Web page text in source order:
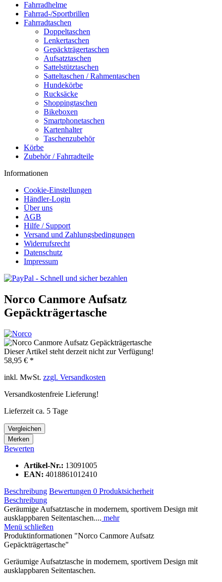
Fahrradhelme
Fahrrad-/Sportbrillen
Fahrradtaschen
Doppeltaschen
Lenkertaschen
Gepäckträgertaschen
Aufsatztaschen
Sattelstütztaschen
Satteltaschen / Rahmentaschen
Hundekörbe
Rucksäcke
Shoppingtaschen
Bikeboxen
Smartphonetaschen
Kartenhalter
Taschenzubehör
Körbe
Zubehör / Fahrradteile
Informationen
Cookie-Einstellungen
Händler-Login
Über uns
AGB
Hilfe / Support
Versand und Zahlungsbedingungen
Widerrufsrecht
Datenschutz
Impressum
Norco Canmore Aufsatz
Gepäckträgertasche
Dieser Artikel steht derzeit nicht zur Verfügung!
58,95 € *
inkl. MwSt. zzgl. Versandkosten
Versandkostenfreie Lieferung!
Lieferzeit ca. 5 Tage
Vergleichen
Merken
Bewerten
Artikel-Nr.: 13091005
EAN: 4018861012410
Beschreibung Bewertungen 0 Produktsicherheit
Beschreibung
Geräumige Aufsatztasche in modernem, sportivem Design mit
ausklappbaren Seitentaschen.... mehr
Menü schließen
Produktinformationen "Norco Canmore Aufsatz
Gepäckträgertasche"
Geräumige Aufsatztasche in modernem, sportivem Design mit
ausklappbaren Seitentaschen.